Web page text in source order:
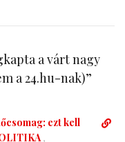
a várt nagy
a 24.hu-nak)”
ezt kell
,
D